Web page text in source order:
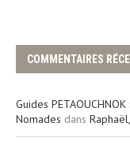
COMMENTAIRES
Guides
Nomades dans